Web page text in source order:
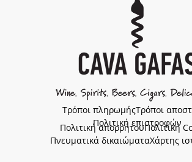
Τρόποι πληρωμήςΤρόποι
Πολιτική επιστροφών
Πολιτική απορρήτουΠολιτική
Πνευματικά δικαιώματαΧάρτης